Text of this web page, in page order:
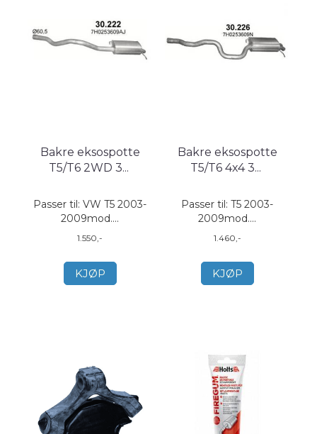
Bakre eksospotte
T5/T6 2WD 3...
​​​​​​Passer til: VW T5 2003-
2009mod....
1.550,-
KJØP
Bakre eksospotte
T5/T6 4x4 3...
Passer til: T5 2003-
2009mod....
1.460,-
KJØP